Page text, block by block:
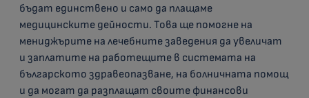
бъдат единствено и само да плащаме
медицинските дейности. Това ще помогне на
мениджърите на лечебните заведения да увеличат
и заплатите на работещите в системата на
българското здравеопазване, на болничната помощ
и да могат да разплащат своите финансови